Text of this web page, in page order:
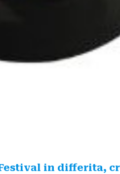
in differita,